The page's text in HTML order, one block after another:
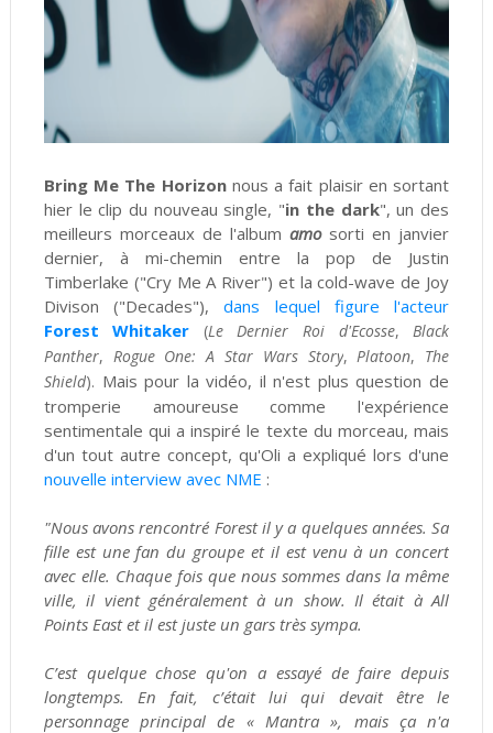
Bring Me The Horizonnous a fait plaisir en sortant
hier le clip du nouveau single, "in the dark", un des
meilleurs morceaux de l'album amosorti en janvier
dernier, à mi-chemin entre la pop de Justin
Timberlake ("Cry Me A River") et la cold-wave de Joy
Divison ("Decades"),dans lequel figure l'acteur
Forest Whitaker
(Le Dernier Roi d'Ecosse,Black
Panther, Rogue One: A Star Wars Story,Platoon, The
Shield). Mais pour la vidéo, il n'est plus question de
tromperie amoureuse comme l'expérience
sentimentale qui a inspiré le texte du morceau, mais
d'un tout autre concept, qu'Oli a expliqué lors d'une
nouvelle interview avec NME :
"Nous avons rencontré Forest il y a quelques années. Sa
fille est une fan du groupe et il est venu à un concert
avec elle. Chaque fois que nous sommes dans la même
ville, il vient généralement à un show. Il était à All
Points East et il est juste un gars très sympa.
C’est quelque chose qu'on a essayé de faire depuis
longtemps. En fait, c’était lui qui devait être le
personnage principal de « Mantra », mais ça n'a